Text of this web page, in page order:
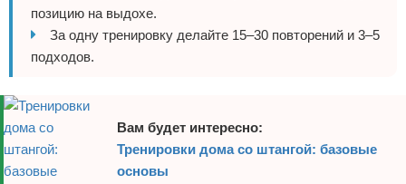
позицию на выдохе.
За одну тренировку делайте 15–30 повторений и 3–5
подходов.
Вам будет интересно:
Тренировки дома со штангой: базовые
основы